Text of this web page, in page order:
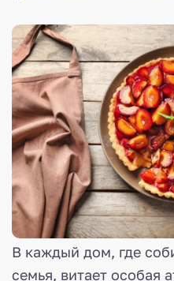
В каждый дом, где
семья, витает особая